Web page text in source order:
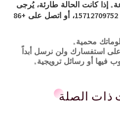
في غضون 24 ساعة. إذا كانت الحالة طارئة، يُرجى
إضافة واتساب/وي شات: +86 15712709752، أو اتصل على +86
محمية.
على استفسارك ولن نرسل أبداً
فيها أو رسائل ترويجية.
ذات الصلة